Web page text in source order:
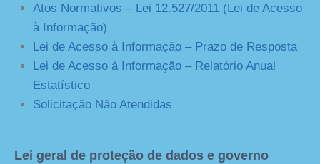
Atos Normativos – Lei 12.527/2011 (Lei de Acesso
à Informação)
Lei de Acesso à Informação – Prazo de Resposta
Lei de Acesso à Informação – Relatório Anual
Estatístico
Solicitação Não Atendidas
Lei geral de proteção de dados e governo